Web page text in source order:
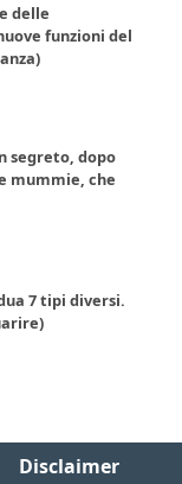
delle
funzioni del
segreto, dopo
mummie, che
7 tipi diversi.
Disclaimer